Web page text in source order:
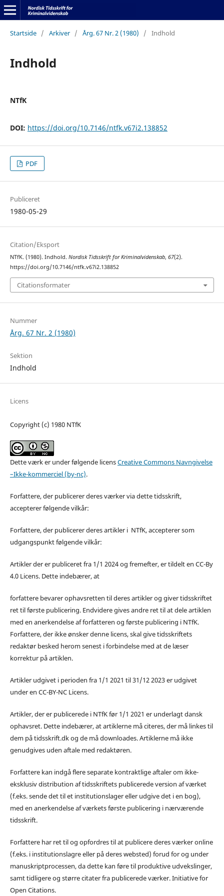
Startside / Arkiver / Årg. 67 Nr. 2 (1980) / Indhold
Indhold
NTfK
DOI: https://doi.org/10.7146/ntfk.v67i2.138852
PDF
Publiceret
1980-05-29
Citation/Eksport
NTfK. (1980). Indhold. Nordisk Tidsskrift for Kriminalvidenskab, 67(2).
https://doi.org/10.7146/ntfk.v67i2.138852
Citationsformater
Nummer
Årg. 67 Nr. 2 (1980)
Sektion
Indhold
Licens
Copyright (c) 1980 NTfK
Dette værk er under følgende licensCreative Commons Navngivelse
–Ikke-kommerciel (by-nc).
Forfattere, der publicerer deres værker via dette tidsskrift,
accepterer følgende vilkår:
Forfattere, der publicerer deres artikler i NTfK, accepterer som
udgangspunkt følgende vilkår:
Artikler der er publiceret fra 1/1 2024 og fremefter, er tildelt en CC-By
4.0 Licens. Dette indebærer, at
forfattere bevarer ophavsretten til deres artikler og giver tidsskriftet
ret til første publicering. Endvidere gives andre ret til at dele artiklen
med en anerkendelse af forfatteren og første publicering i NTfK.
Forfattere, der ikke ønsker denne licens, skal give tidsskriftets
redaktør besked herom senest i forbindelse med at de læser
korrektur på artiklen.
Artikler udgivet i perioden fra 1/1 2021 til 31/12 2023 er udgivet
under en CC-BY-NC Licens.
Artikler, der er publicerede i NTfK før 1/1 2021 er underlagt dansk
ophavsret. Dette indebærer, at artiklerne må citeres, der må linkes til
dem på tidsskrift.dk og de må downloades. Artiklerne må ikke
genudgives uden aftale med redaktøren.
Forfattere kan indgå flere separate kontraktlige aftaler om ikke-
eksklusiv distribution af tidsskriftets publicerede version af værket
(f.eks. sende det til et institutionslager eller udgive det i en bog),
med en anerkendelse af værkets første publicering i nærværende
tidsskrift.
Forfattere har ret til og opfordres til at publicere deres værker online
(f.eks. i institutionslagre eller på deres websted) forud for og under
manuskriptprocessen, da dette kan føre til produktive udvekslinger,
samt tidligere og større citater fra publicerede værker. Initiative for
Open Citations.